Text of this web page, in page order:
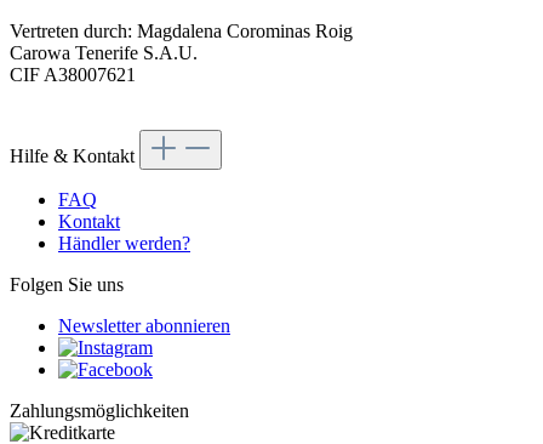
Vertreten durch: Magdalena Corominas Roig
Carowa Tenerife S.A.U.
CIF A38007621
Hilfe & Kontakt
FAQ
Kontakt
Händler werden?
Folgen Sie uns
Newsletter abonnieren
Zahlungsmöglichkeiten